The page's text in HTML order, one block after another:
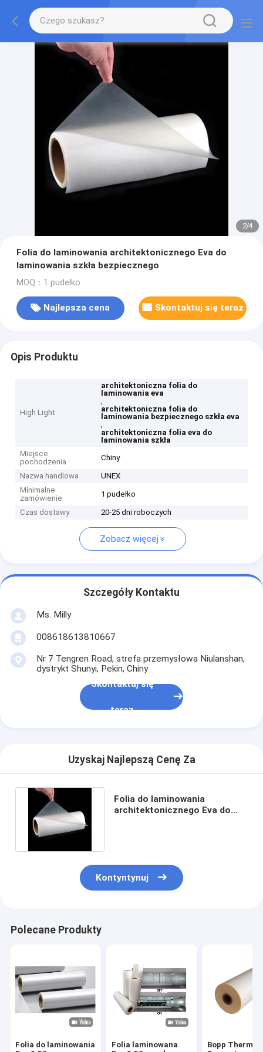
2/4
Folia do laminowania architektonicznego Eva do
laminowania szkła bezpiecznego
MOQ：1 pudełko
Najlepsza cena Skontaktuj się teraz
Opis Produktu
High Light
architektoniczna folia do
laminowania eva
,
architektoniczna folia do
laminowania bezpiecznego szkła eva
,
architektoniczna folia eva do
laminowania szkła
Miejsce
pochodzenia
Chiny
Nazwa handlowa
UNEX
Minimalne
zamówienie
1 pudełko
Czas dostawy 20-25 dni roboczych
Zobacz więcej
Szczegóły Kontaktu
Ms. Milly
008618613810667
Nr 7 Tengren Road, strefa przemysłowa Niulanshan,
dystrykt Shunyi, Pekin, Chiny
Skontaktuj się
teraz
Uzyskaj Najlepszą Cenę Za
Folia do laminowania
architektonicznego Eva do
Kontyntynuj
Polecane Produkty
Folia do laminowania
Folia laminowana
Bopp Thermal